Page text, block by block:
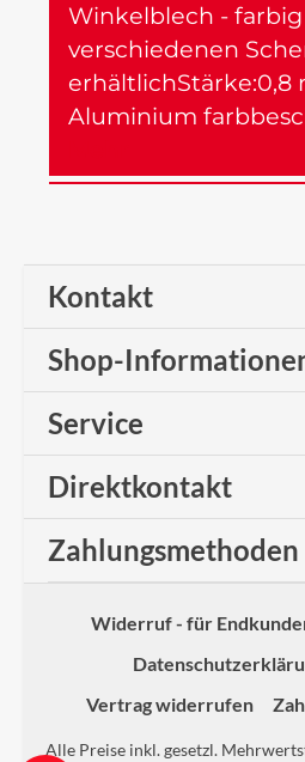
Winkelblech - farbig
verschiedenen
erhältlichStärke:0,8
Aluminium
Kontakt
Shop-
Service
Direktkontakt
Zahlungsmethoden
Widerruf - für
Vertrag widerrufen
Alle Preise inkl. gesetzl.